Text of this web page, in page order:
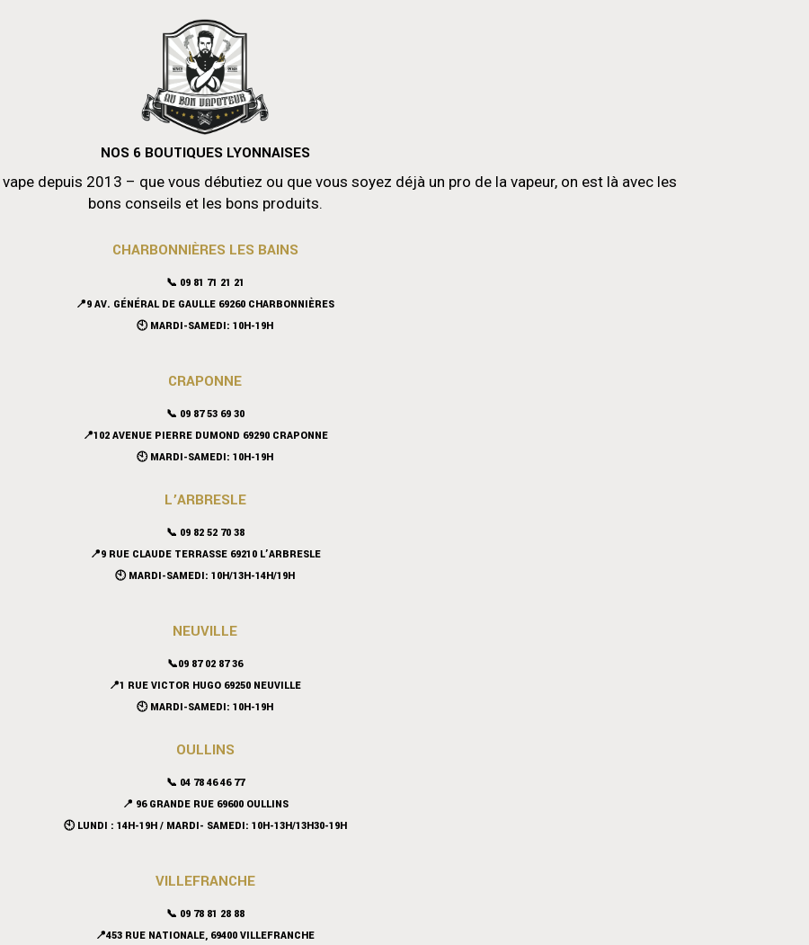
NOS 6 BOUTIQUES LYONNAISES
depuis 2013 – que vous débutiez ou que vous soyez déjà un pro de la vapeur, on est là avec les
bons conseils et les bons produits.
CHARBONNIÈRES LES BAINS
📞 09 81 71 21 21
📍9 AV. GÉNÉRAL DE GAULLE 69260 CHARBONNIÈRES
🕙 MARDI-SAMEDI: 10H-19H
CRAPONNE
📞 09 87 53 69 30
📍102 AVENUE PIERRE DUMOND 69290 CRAPONNE
🕙 MARDI-SAMEDI: 10H-19H
L’ARBRESLE
📞 09 82 52 70 38
📍9 RUE CLAUDE TERRASSE 69210 L’ARBRESLE
🕙 MARDI-SAMEDI: 10H/13H-14H/19H
NEUVILLE
📞09 87 02 87 36
📍1 RUE VICTOR HUGO 69250 NEUVILLE
🕙 MARDI-SAMEDI: 10H-19H
OULLINS
📞 04 78 46 46 77
📍 96 GRANDE RUE 69600 OULLINS
🕙 LUNDI : 14H-19H / MARDI- SAMEDI: 10H-13H/13H30-19H
VILLEFRANCHE
📞 09 78 81 28 88
📍453 RUE NATIONALE, 69400 VILLEFRANCHE